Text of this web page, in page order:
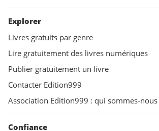
Explorer
Livres gratuits par genre
Lire gratuitement des livres numériques
Publier gratuitement un livre
Contacter Edition999
Association Edition999 : qui sommes-nous
Confiance